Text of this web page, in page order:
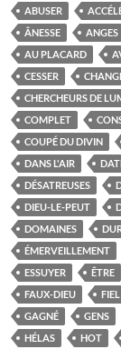
ABUSER
ÂNESSE
ANGES
AU PLACARD
CESSER
CHERCHEURS DE
COMPLET
COUPÉ DU DIVIN
DANS L'AIR
DÉSATREUSES
DIEU-LE-PEUT
DOMAINES
ÉMERVEILLEMENT
ESSUYER
ÊTRE
FAUX-DIEU
FIEL
GAGNÉ
GENS
HÉLAS
HOT